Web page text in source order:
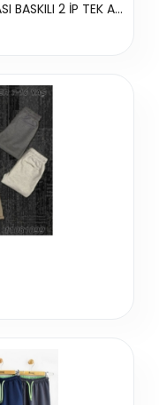
5033 ERKEK YANLARI PARÇALI PAÇASI BASKILI 2 İP TEK ALT